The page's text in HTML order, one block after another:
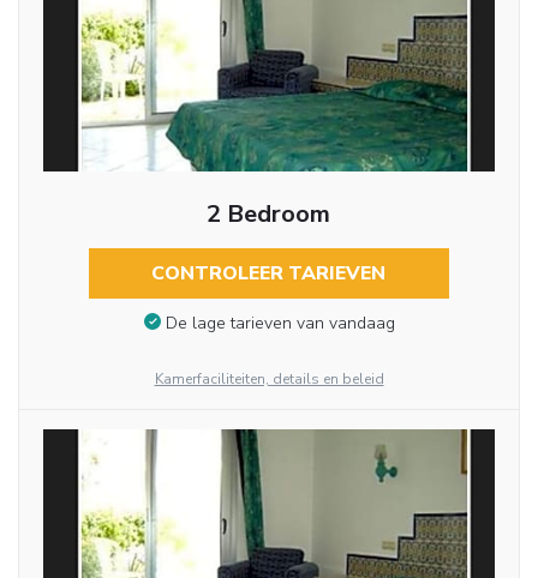
2 Bedroom
CONTROLEER TARIEVEN
De lage tarieven van vandaag
Kamerfaciliteiten, details en beleid